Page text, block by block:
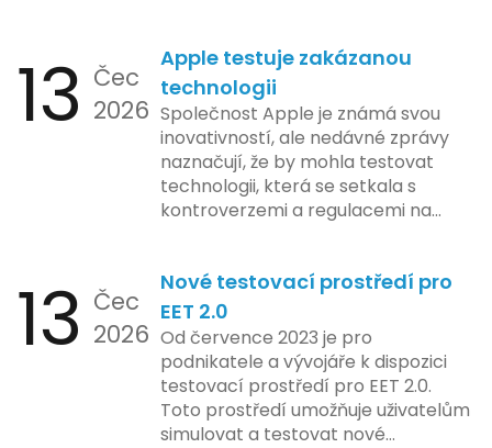
by se podnikatelé měli vyvarovat.
13 Čec
2026
Apple testuje zakázanou
technologii
Společnost Apple je známá svou
inovativností, ale nedávné zprávy
naznačují, že by mohla testovat
technologii, která se setkala s
kontroverzemi a regulacemi na
implementace funkce, která by
mohla porušovat určité zákonné
limity na ochranu osobních údajů.
Tato technologie se zaměřuje na
pokročilé sledování uživatelských
aktivit, což vyvolalo obavy ohledně
soukromí a ochrany dat uživatelů.
13 Čec
2026
Nové testovací prostředí pro
EET 2.0
Od července 2023 je pro
podnikatele a vývojáře k dispozici
testovací prostředí pro EET 2.0.
Toto prostředí umožňuje uživatelům
simulovat a testovat nové